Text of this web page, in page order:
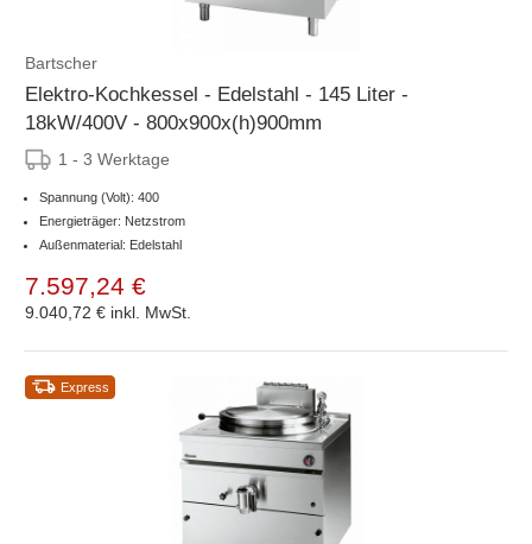
Bartscher
Elektro-Kochkessel - Edelstahl - 145 Liter -
18kW/400V - 800x900x(h)900mm
1 - 3 Werktage
Spannung (Volt): 400
Energieträger: Netzstrom
Außenmaterial: Edelstahl
7.597,24 €
9.040,72 € inkl. MwSt.
Express